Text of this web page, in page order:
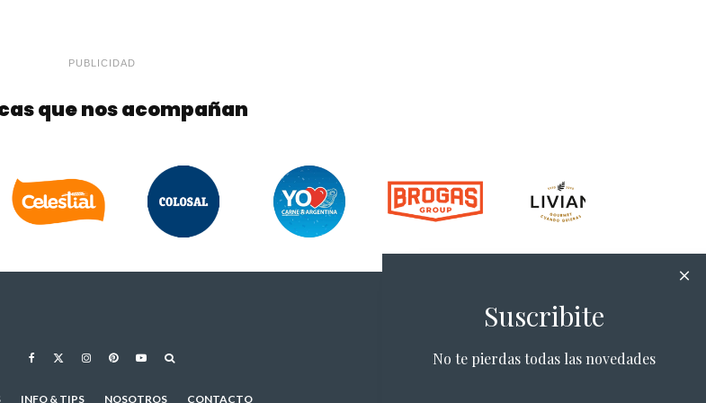
PUBLICIDAD
que nos acompañan
INFO & TIPS NOSOTROS CONTACTO
Suscribite
No te pierdas todas las novedades